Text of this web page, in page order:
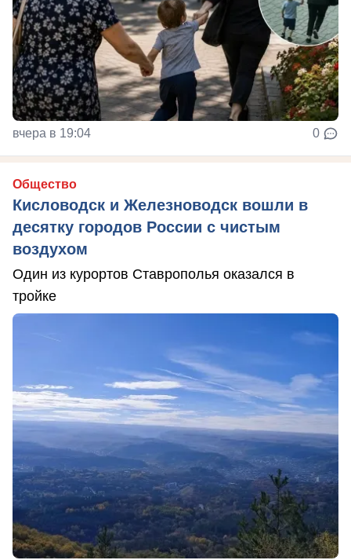
вчера в 19:04 0
Общество
Кисловодск и Железноводск вошли в
десятку городов России с чистым
воздухом
Один из курортов Ставрополья оказался в
тройке